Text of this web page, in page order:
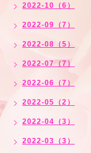
2022-10（6）
2022-09（7）
2022-08（5）
2022-07（7）
2022-06（7）
2022-05（2）
2022-04（3）
2022-03（3）